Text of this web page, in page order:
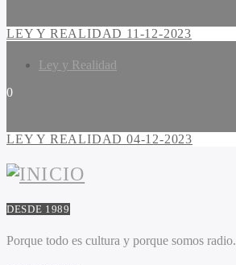
LEY Y REALIDAD 11-12-2023
Ley y Realidad
0
LEY Y REALIDAD 04-12-2023
DESDE 1989
Porque todo es cultura y porque somos radio.